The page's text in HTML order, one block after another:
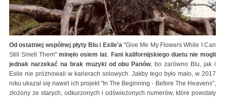
Od ostatniej wspólnej płyty Blu i Exile'a"Give Me My Flowers While I Can
Still Smell Them"minęło osiem lat. Fani kalifornijskiego duetu nie mogli
jednak narzekać na brak muzyki od obu Panów, bo zarówno Blu, jak i
Exile nie próżnowali w karierach solowych. Jakby tego było mało, w 2017
roku ukazał się nawet ich projekt "In The Beginning - Before The Heavens",
złożony ze starych, odkurzonych i odświeżonych numerów, które powstały